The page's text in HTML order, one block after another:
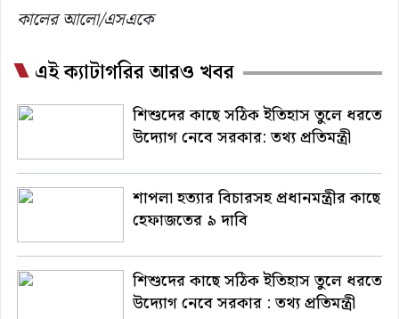
কালের আলো/এসএকে
এই ক্যাটাগরির আরও খবর
শিশুদের কাছে সঠিক ইতিহাস তুলে ধরতে
উদ্যোগ নেবে সরকার: তথ্য প্রতিমন্ত্রী
শাপলা হত্যার বিচারসহ প্রধানমন্ত্রীর কাছে
হেফাজতের ৯ দাবি
শিশুদের কাছে সঠিক ইতিহাস তুলে ধরতে
উদ্যোগ নেবে সরকার : তথ্য প্রতিমন্ত্রী